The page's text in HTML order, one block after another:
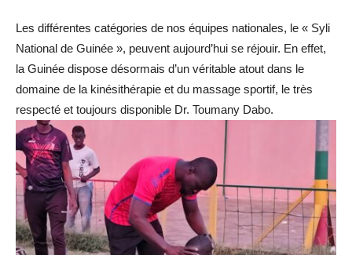
Les différentes catégories de nos équipes nationales, le « Syli
National de Guinée », peuvent aujourd’hui se réjouir. En effet,
la Guinée dispose désormais d’un véritable atout dans le
domaine de la kinésithérapie et du massage sportif, le très
respecté et toujours disponible Dr. Toumany Dabo.